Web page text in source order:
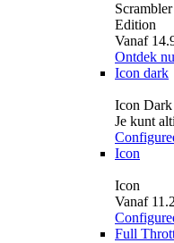
Edition
Vanaf
Ontdek nu
Icon dark
Icon Dark
Je kunt
Icon
Icon
Vanaf
Full